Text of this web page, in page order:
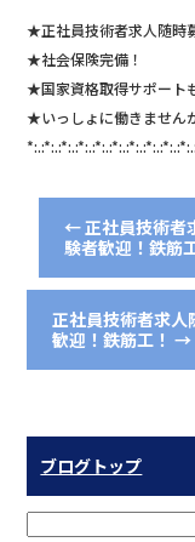
★正社員技術者求人随時
★社会保険完備！
★国家資格取得サポート
★いっしょに働きません
←正社員技術者
験者歓迎！鉄筋
正社員技術者求
歓迎！鉄筋工！→
ブログトップ